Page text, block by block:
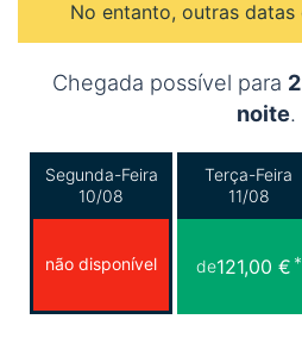
No entanto, outras datas
Chegada possível para
noite.
Segunda-Feira
10/08
não disponível
Terça-Feira
11/08
de121,00 € *